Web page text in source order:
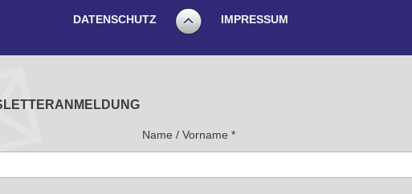
DATENSCHUTZ IMPRESSUM
Name / Vorname *